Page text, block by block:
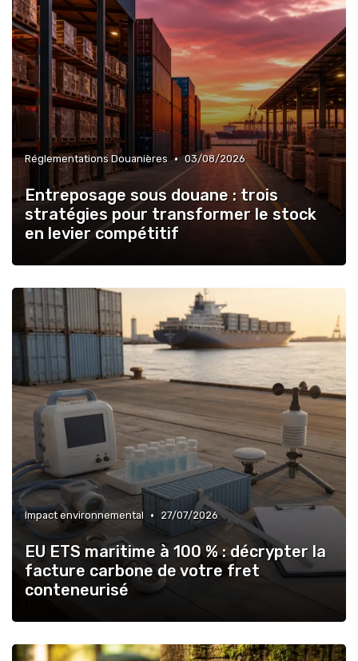
Réglementations Douanières • 03/08/2026
Entreposage sous douane : trois
stratégies pour transformer le stock
en levier compétitif
Impact environnemental • 27/07/2026
EU ETS maritime à 100 % : décrypter la
facture carbone de votre fret
conteneurisé